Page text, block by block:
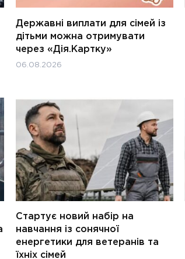
Державні виплати для сімей із
дітьми можна отримувати
через «Дія.Картку»
06.08.2026
Стартує новий набір на
навчання із сонячної
енергетики для ветеранів та
їхніх сімей